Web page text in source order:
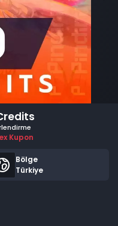
Kupon
Bölge
Türkiye